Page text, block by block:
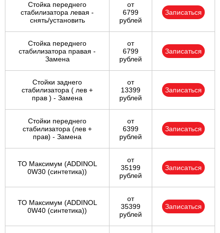
Стойка переднего
стабилизатора левая -
снять/установить
от
6799
рублей
Записаться
Стойка переднего
стабилизатора правая -
Замена
от
6799
рублей
Записаться
Стойки заднего
стабилизатора ( лев +
прав ) - Замена
от
13399
рублей
Записаться
Стойки переднего
стабилизатора (лев +
прав) - Замена
от
6399
рублей
Записаться
ТО Максимум (ADDINOL
0W30 (синтетика))
от
35199
рублей
Записаться
ТО Максимум (ADDINOL
0W40 (синтетика))
от
35399
рублей
Записаться